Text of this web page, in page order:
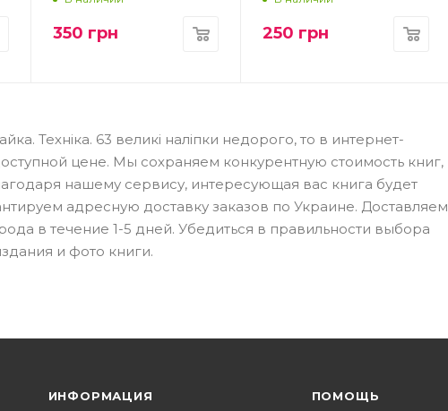
350 грн 250 грн
Техніка. 63 великі наліпки недорого, то в интернет-
цене. Мы сохраняем конкурентную стоимость книг,
нашему сервису, интересующая вас книга будет
адресную доставку заказов по Украине. Доставляем
в течение 1-5 дней. Убедиться в правильности выбора
и фото книги.
ИНФОРМАЦИЯ ПОМОЩЬ